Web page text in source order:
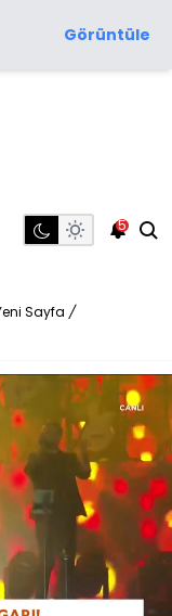
Görüntüle
5
Sayfa /